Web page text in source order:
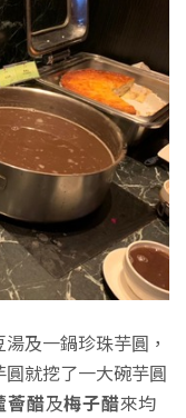
及一鍋珍珠芋圓，
就挖了一大碗芋圓
薈醋及梅子醋來均